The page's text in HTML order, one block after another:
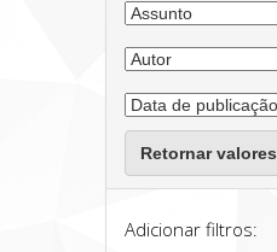
Retornar valores
Adicionar filtros: